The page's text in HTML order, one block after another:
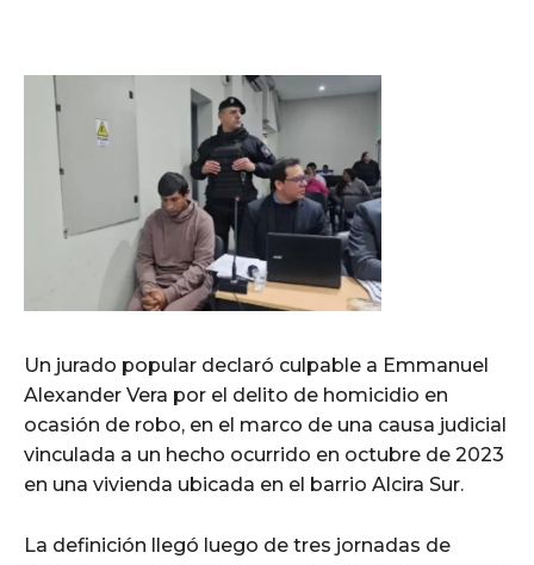
Un jurado popular declaró culpable a Emmanuel
Alexander Vera por el delito de homicidio en
ocasión de robo, en el marco de una causa judicial
vinculada a un hecho ocurrido en octubre de 2023
en una vivienda ubicada en el barrio Alcira Sur.
La definición llegó luego de tres jornadas de